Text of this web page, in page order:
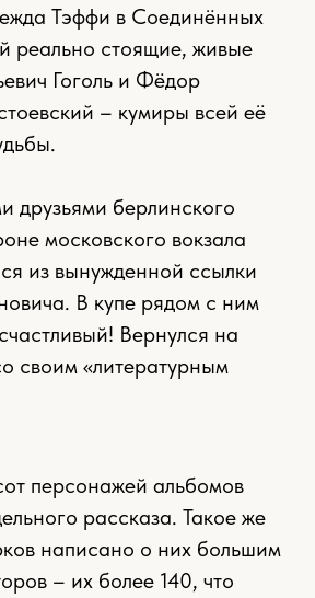
Тэффи в Соединённых
реально стоящие, живые
Гоголь и Фёдор
– кумиры всей её
друзьями берлинского
московского вокзала
из вынужденной ссылки
В купе рядом с ним
Вернулся на
своим «литературным
персонажей альбомов
рассказа. Такое же
написано о них большим
– их более 140, что